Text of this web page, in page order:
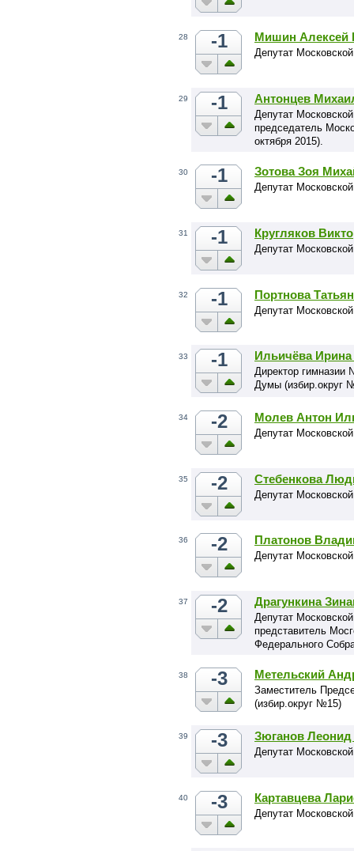
28 -1 Мишин Алексей
Депутат
29 -1 Антонцев
Депутат
председатель
октября 2015).
30 -1 Зотова Зоя
Депутат
31 -1 Кругляков
Депутат
32 -1 Портнова
Депутат
33 -1 Ильичёва
Директор гимназии
Думы (избир.округ
34 -2 Молев Антон
Депутат
35 -2 Стебенкова
Депутат
36 -2 Платонов
Депутат
37 -2 Драгункина
Депутат
представитель
Федерального
38 -3 Метельский
Заместитель
(избир.округ №15)
39 -3 Зюганов
Депутат
40 -3 Картавцева
Депутат